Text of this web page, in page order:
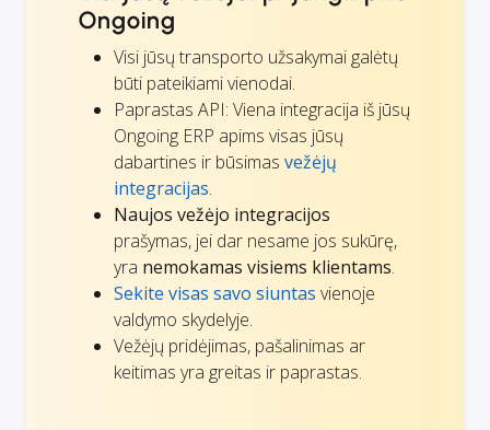
Ongoing
Visi jūsų transporto užsakymai galėtų
būti pateikiami vienodai.
Paprastas API: Viena integracija iš jūsų
Ongoing ERP apims visas jūsų
dabartines ir būsimas vežėjų
integracijas.
Naujos vežėjo integracijos
prašymas, jei dar nesame jos sukūrę,
yra nemokamas visiems klientams.
Sekite visas savo siuntas vienoje
valdymo skydelyje.
Vežėjų pridėjimas, pašalinimas ar
keitimas yra greitas ir paprastas.